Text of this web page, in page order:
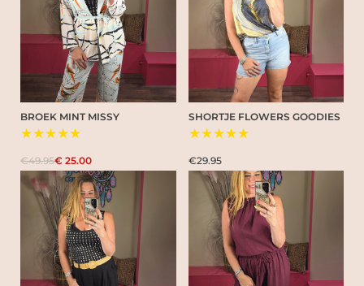
BROEK MINT MISSY
★★★★★
€49.95€ 25.00
SHORTJE FLOWERS GOODIES
★★★★★
€29.95